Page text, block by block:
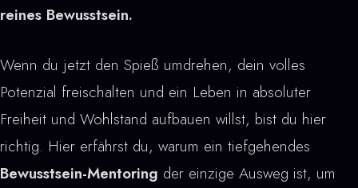
reines Bewusstsein.
Wenn du jetzt den Spieß umdrehen, dein volles
Potenzial freischalten und ein Leben in absoluter
Freiheit und Wohlstand aufbauen willst, bist du hier
richtig. Hier erfährst du, warum ein tiefgehendes
Bewusstsein-Mentoring der einzige Ausweg ist, um